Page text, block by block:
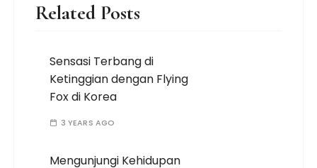
Related Posts
Sensasi Terbang di
Ketinggian dengan Flying
Fox di Korea
3 YEARS AGO
Mengunjungi Kehidupan